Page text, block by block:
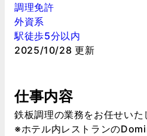
調理免許
外資系
駅徒歩5分以内
2025/10/28 更新
仕事内容
鉄板調理の業務をお任せいた
※ホテル内レストランの